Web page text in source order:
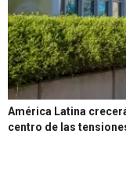
América Latina
centro de las